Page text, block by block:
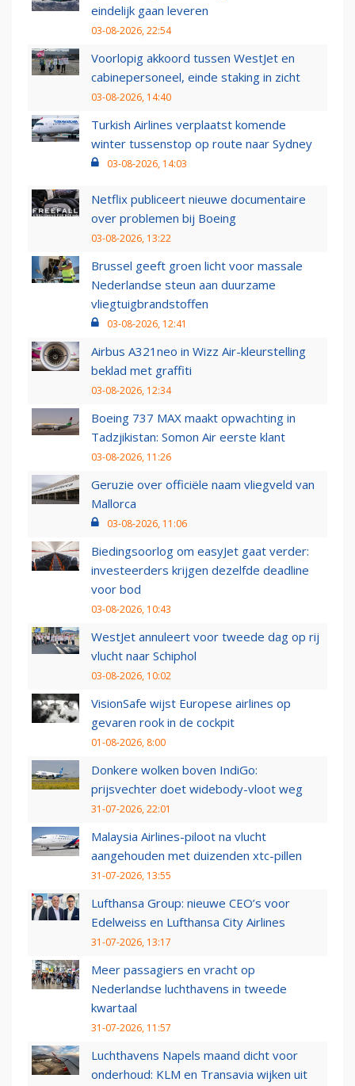
eindelijk gaan leveren
03-08-2026, 22:54
Voorlopig akkoord tussen WestJet en
cabinepersoneel, einde staking in zicht
03-08-2026, 14:40
Turkish Airlines verplaatst komende
winter tussenstop op route naar Sydney
03-08-2026, 14:03
Netflix publiceert nieuwe documentaire
over problemen bij Boeing
03-08-2026, 13:22
Brussel geeft groen licht voor massale
Nederlandse steun aan duurzame
vliegtuigbrandstoffen
03-08-2026, 12:41
Airbus A321neo in Wizz Air-kleurstelling
beklad met graffiti
03-08-2026, 12:34
Boeing 737 MAX maakt opwachting in
Tadzjikistan: Somon Air eerste klant
03-08-2026, 11:26
Geruzie over officiële naam vliegveld van
Mallorca
03-08-2026, 11:06
Biedingsoorlog om easyJet gaat verder:
investeerders krijgen dezelfde deadline
voor bod
03-08-2026, 10:43
WestJet annuleert voor tweede dag op rij
vlucht naar Schiphol
03-08-2026, 10:02
VisionSafe wijst Europese airlines op
gevaren rook in de cockpit
01-08-2026, 8:00
Donkere wolken boven IndiGo:
prijsvechter doet widebody-vloot weg
31-07-2026, 22:01
Malaysia Airlines-piloot na vlucht
aangehouden met duizenden xtc-pillen
31-07-2026, 13:55
Lufthansa Group: nieuwe CEO’s voor
Edelweiss en Lufthansa City Airlines
31-07-2026, 13:17
Meer passagiers en vracht op
Nederlandse luchthavens in tweede
kwartaal
31-07-2026, 11:57
Luchthavens Napels maand dicht voor
onderhoud: KLM en Transavia wijken uit